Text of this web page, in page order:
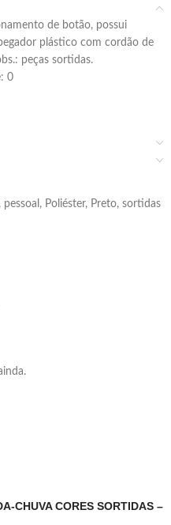
plástico com cordão de
peças sortidas.
0
, pessoal , Poliéster, Preto, sortidas
CHUVA CORES SORTIDAS –